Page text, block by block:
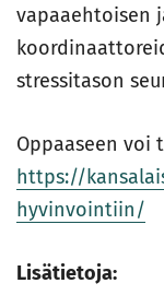
vapaaehtoisen
stressitason
Oppaaseen voi
https://
hyvinvointiin/
Lisätietoja: